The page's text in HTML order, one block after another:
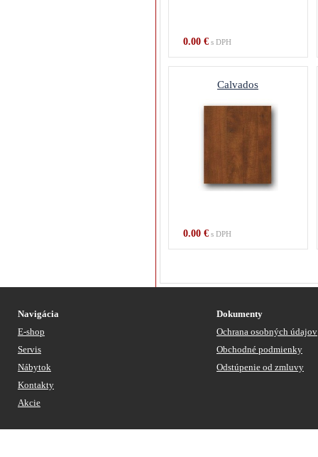
0.00 €s DPH
Calvados
0.00 €s DPH
Navigácia
E-shop
Servis
Nábytok
Kontakty
Akcie
Dokumenty
Ochrana osobných údajov
Obchodné podmienky
Odstúpenie od zmluvy